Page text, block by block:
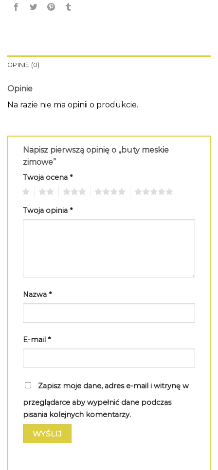
OPINIE (0)
Opinie
Na razie nie ma opinii o produkcie.
Napisz pierwszą opinię o „buty meskie
zimowe”
Twoja ocena *
Twoja opinia *
Nazwa *
E-mail *
Zapisz moje dane, adres e-mail i witrynę w
przeglądarce aby wypełnić dane podczas
pisania kolejnych komentarzy.